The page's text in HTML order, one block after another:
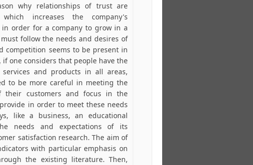
why relationships of trust are
increases the company's
in order for a company to grow in a
follow the needs and desires of
competition seems to be present in
one considers that people have the
and products in all areas,
to be more careful in meeting the
their customers and focus in the
in order to meet these needs
like a business, an educational
needs and expectations of its
satisfaction research. The aim of
with particular emphasis on
the existing literature. Then,